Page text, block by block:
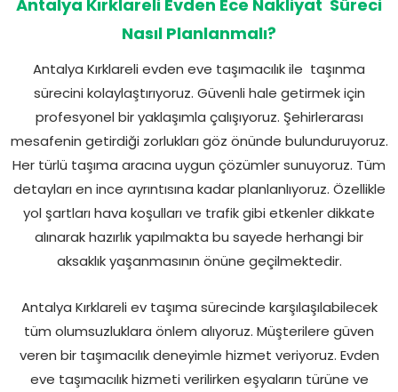
Antalya Kırklareli Evden Ece Nakliyat Süreci
Nasıl Planlanmalı?
Antalya Kırklareli evden eve taşımacılık ile taşınma
sürecini kolaylaştırıyoruz. Güvenli hale getirmek için
profesyonel bir yaklaşımla çalışıyoruz. Şehirlerarası
mesafenin getirdiği zorlukları göz önünde bulunduruyoruz.
Her türlü taşıma aracına uygun çözümler sunuyoruz. Tüm
detayları en ince ayrıntısına kadar planlanlıyoruz. Özellikle
yol şartları hava koşulları ve trafik gibi etkenler dikkate
alınarak hazırlık yapılmakta bu sayede herhangi bir
aksaklık yaşanmasının önüne geçilmektedir.
Antalya Kırklareli ev taşıma sürecinde karşılaşılabilecek
tüm olumsuzluklara önlem alıyoruz. Müşterilere güven
veren bir taşımacılık deneyimle hizmet veriyoruz. Evden
eve taşımacılık hizmeti verilirken eşyaların türüne ve